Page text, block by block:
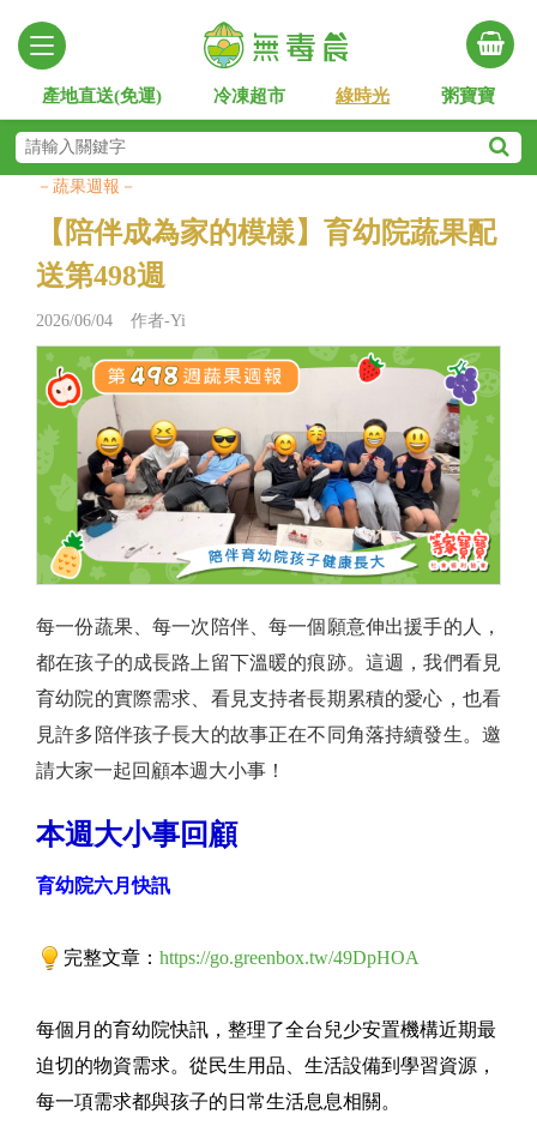
產地直送(免運) 冷凍超市 綠時光 粥寶寶
－蔬果週報－
【陪伴成為家的模樣】育幼院蔬果配
送第498週
2026/06/04 作者-Yi
每一份蔬果、每一次陪伴、每一個願意伸出援手的人，
都在孩子的成長路上留下溫暖的痕跡。這週，我們看見
育幼院的實際需求、看見支持者長期累積的愛心，也看
見許多陪伴孩子長大的故事正在不同角落持續發生。邀
請大家一起回顧本週大小事！
本週大小事回顧
育幼院六月快訊
完整文章： https://go.greenbox.tw/49DpHOA
每個月的育幼院快訊，整理了全台兒少安置機構近期最
迫切的物資需求。從民生用品、生活設備到學習資源，
每一項需求都與孩子的日常生活息息相關。